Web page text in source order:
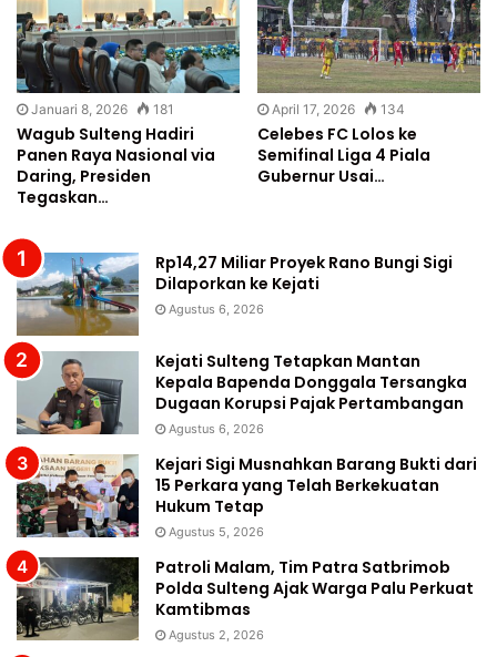
Januari 8, 2026 181
Wagub Sulteng Hadiri
Panen Raya Nasional via
Daring, Presiden
Tegaskan…
April 17, 2026 134
Celebes FC Lolos ke
Semifinal Liga 4 Piala
Gubernur Usai…
Rp14,27 Miliar Proyek Rano Bungi Sigi
Dilaporkan ke Kejati
Agustus 6, 2026
Kejati Sulteng Tetapkan Mantan
Kepala Bapenda Donggala Tersangka
Dugaan Korupsi Pajak Pertambangan
Agustus 6, 2026
Kejari Sigi Musnahkan Barang Bukti dari
15 Perkara yang Telah Berkekuatan
Hukum Tetap
Agustus 5, 2026
Patroli Malam, Tim Patra Satbrimob
Polda Sulteng Ajak Warga Palu Perkuat
Kamtibmas
Agustus 2, 2026